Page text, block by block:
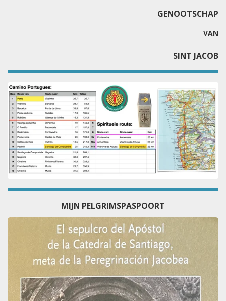
GENOOTSCHAP
VAN
SINT JACOB
MIJN PELGRIMSPASPOORT